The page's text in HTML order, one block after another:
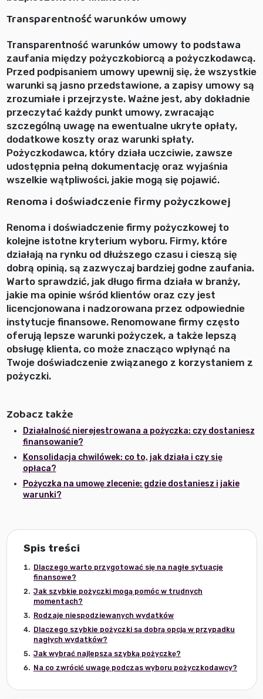
Transparentność warunków umowy
Transparentność warunków umowy to podstawa
zaufania między pożyczkobiorcą a pożyczkodawcą.
Przed podpisaniem umowy upewnij się, że wszystkie
warunki są jasno przedstawione, a zapisy umowy są
zrozumiałe i przejrzyste. Ważne jest, aby dokładnie
przeczytać każdy punkt umowy, zwracając
szczególną uwagę na ewentualne ukryte opłaty,
dodatkowe koszty oraz warunki spłaty.
Pożyczkodawca, który działa uczciwie, zawsze
udostępnia pełną dokumentację oraz wyjaśnia
wszelkie wątpliwości, jakie mogą się pojawić.
Renoma i doświadczenie firmy pożyczkowej
Renoma i doświadczenie firmy pożyczkowej to
kolejne istotne kryterium wyboru. Firmy, które
działają na rynku od dłuższego czasu i cieszą się
dobrą opinią, są zazwyczaj bardziej godne zaufania.
Warto sprawdzić, jak długo firma działa w branży,
jakie ma opinie wśród klientów oraz czy jest
licencjonowana i nadzorowana przez odpowiednie
instytucje finansowe. Renomowane firmy często
oferują lepsze warunki pożyczek, a także lepszą
obsługę klienta, co może znacząco wpłynąć na
Twoje doświadczenie związanego z korzystaniem z
pożyczki.
Zobacz także
Działalność nierejestrowana a pożyczka: czy dostaniesz
finansowanie?
Konsolidacja chwilówek: co to, jak działa i czy się
opłaca?
Pożyczka na umowę zlecenie: gdzie dostaniesz i jakie
warunki?
Spis treści
Dlaczego warto przygotować się na nagłe sytuacje
finansowe?
Jak szybkie pożyczki mogą pomóc w trudnych
momentach?
Rodzaje niespodziewanych wydatków
Dlaczego szybkie pożyczki są dobrą opcją w przypadku
nagłych wydatków?
Jak wybrać najlepszą szybką pożyczkę?
Na co zwrócić uwagę podczas wyboru pożyczkodawcy?